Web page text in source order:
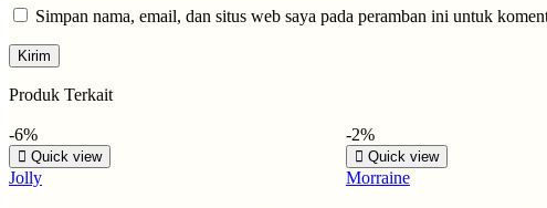
Simpan nama, email, dan situs web saya pada peramban ini untuk
Produk Terkait
-6%
Quick view
Jolly
-2%
Quick view
Morraine